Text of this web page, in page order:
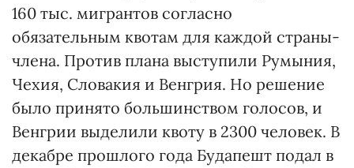
160 тыс. мигрантов согласно
обязательным квотам для каждой страны-
члена. Против плана выступили Румыния,
Чехия, Словакия и Венгрия. Но решение
было принято большинством голосов, и
Венгрии выделили квоту в 2300 человек. В
декабре прошлого года Будапешт подал в